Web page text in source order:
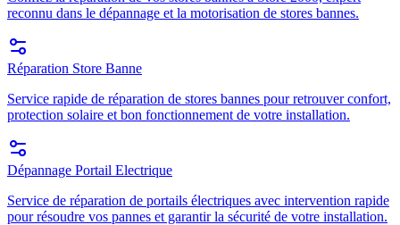
reconnu dans le dépannage et la motorisation de stores bannes.
Réparation Store Banne
Service rapide de réparation de stores bannes pour retrouver confort,
protection solaire et bon fonctionnement de votre installation.
Dépannage Portail Electrique
Service de réparation de portails électriques avec intervention rapide
pour résoudre vos pannes et garantir la sécurité de votre installation.